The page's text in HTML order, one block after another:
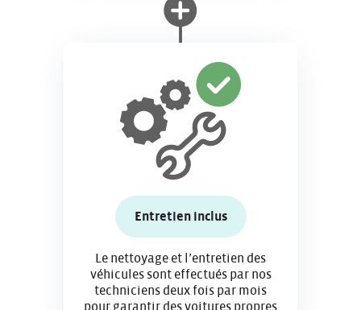
Entretien inclus
Le nettoyage et l’entretien des
véhicules sont effectués par nos
techniciens deux fois par mois
pour garantir des voitures propres